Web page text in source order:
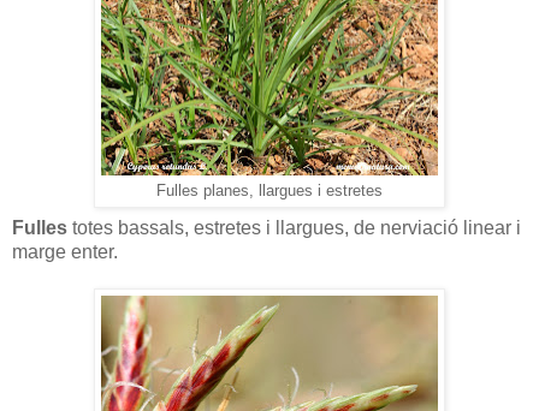
Fulles planes, llargues i estretes
Fulles totes bassals, estretes i llargues, de nerviació linear i
marge enter.